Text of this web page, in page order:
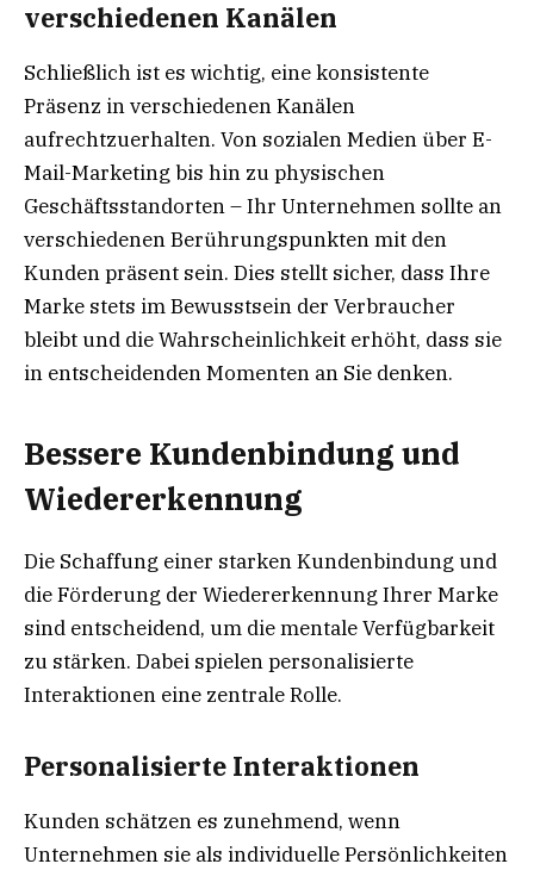
verschiedenen Kanälen
Schließlich ist es wichtig, eine konsistente
Präsenz in verschiedenen Kanälen
aufrechtzuerhalten. Von sozialen Medien über E-
Mail-Marketing bis hin zu physischen
Geschäftsstandorten – Ihr Unternehmen sollte an
verschiedenen Berührungspunkten mit den
Kunden präsent sein. Dies stellt sicher, dass Ihre
Marke stets im Bewusstsein der Verbraucher
bleibt und die Wahrscheinlichkeit erhöht, dass sie
in entscheidenden Momenten an Sie denken.
Bessere Kundenbindung und
Wiedererkennung
Die Schaffung einer starken Kundenbindung und
die Förderung der Wiedererkennung Ihrer Marke
sind entscheidend, um die mentale Verfügbarkeit
zu stärken. Dabei spielen personalisierte
Interaktionen eine zentrale Rolle.
Personalisierte Interaktionen
Kunden schätzen es zunehmend, wenn
Unternehmen sie als individuelle Persönlichkeiten